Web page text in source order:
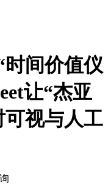
间价值仪
让“杰亚
视与人工